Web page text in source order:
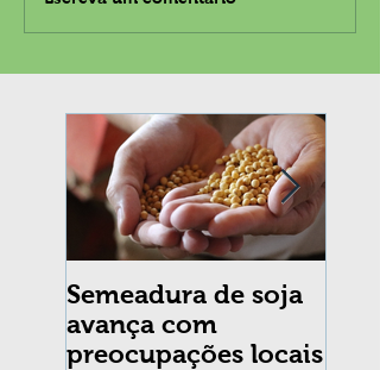
Semeadura de soja
avança com
preocupações locais